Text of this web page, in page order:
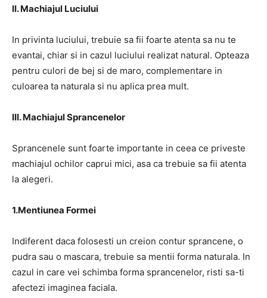
II. Machiajul Luciului
In privinta luciului, trebuie sa fii foarte atenta sa nu te
evantai, chiar si in cazul luciului realizat natural. Opteaza
pentru culori de bej si de maro, complementare in
culoarea ta naturala si nu aplica prea mult.
III. Machiajul Sprancenelor
Sprancenele sunt foarte importante in ceea ce priveste
machiajul ochilor caprui mici, asa ca trebuie sa fii atenta
la alegeri.
1.Mentiunea Formei
Indiferent daca folosesti un creion contur sprancene, o
pudra sau o mascara, trebuie sa mentii forma naturala. In
cazul in care vei schimba forma sprancenelor, risti sa-ti
afectezi imaginea faciala.